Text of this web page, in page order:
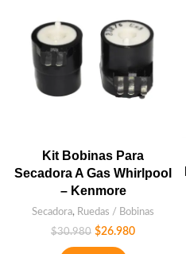
Kit Bobinas Para
Secadora A Gas Whirlpool
– Kenmore
Secadora, Ruedas / Bobinas
$30.980 $26.980